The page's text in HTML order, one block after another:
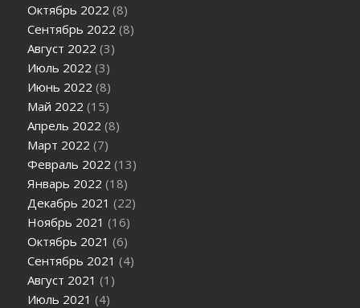
Октябрь 2022 (8)
Сентябрь 2022 (8)
Август 2022 (3)
Июль 2022 (3)
Июнь 2022 (8)
Май 2022 (15)
Апрель 2022 (8)
Март 2022 (7)
Февраль 2022 (13)
Январь 2022 (18)
Декабрь 2021 (22)
Ноябрь 2021 (16)
Октябрь 2021 (6)
Сентябрь 2021 (4)
Август 2021 (1)
Июль 2021 (4)